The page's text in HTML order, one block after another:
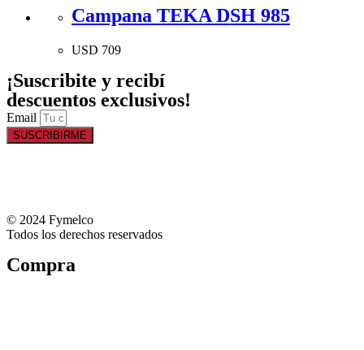
Campana TEKA DSH 985
USD 709
¡Suscribite y recibí
descuentos exclusivos!
Email
SUSCRIBIRME
© 2024 Fymelco
Todos los derechos reservados
Compra